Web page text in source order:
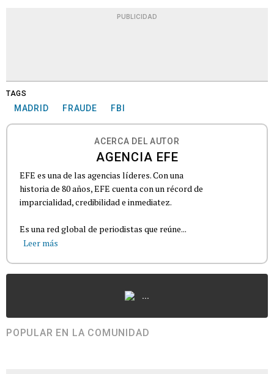
PUBLICIDAD
TAGS
MADRID FRAUDE FBI
ACERCA DEL AUTOR
AGENCIA EFE
EFE es una de las agencias líderes. Con una
historia de 80 años, EFE cuenta con un récord de
imparcialidad, credibilidad e inmediatez.
Es una red global de periodistas que reúne...
Leer más
...
POPULAR EN LA COMUNIDAD